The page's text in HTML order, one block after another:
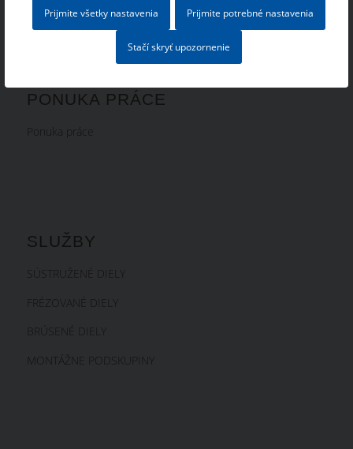
Prijmite všetky nastavenia Prijmite potrebné nastavenia
Stačí skryť upozornenie
Ochrana dát
PONUKA PRÁCE
Ponuka práce
SLUŽBY
SÚSTRUŽENÉ DIELY
FRÉZOVANÉ DIELY
BRÚSENÉ DIELY
MONTÁŽNE PODSKUPINY